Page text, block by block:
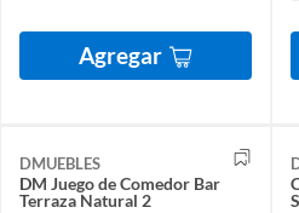
Agregar
DMUEBLES
DM Juego de Comedor Bar
Terraza Natural 2